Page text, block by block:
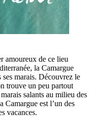
amoureux de ce lieu
la Camargue
marais. Découvrez le
trouve un peu partout
salants au milieu des
Camargue est l’un des
vacances.